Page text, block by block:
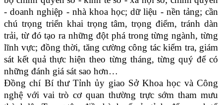
- doanh nghiệp - nhà khoa học; dữ liệu - nền tảng; cần
chú trọng triển khai trọng tâm, trọng điểm, tránh dàn
trải, từ đó tạo ra những đột phá trong từng ngành, từng
lĩnh vực; đồng thời, tăng cường công tác kiểm tra, giám
sát kết quả thực hiện theo từng tháng, từng quý để có
những đánh giá sát sao hơn…
Đồng chí Bí thư Tỉnh ủy giao Sở Khoa học và Công
nghệ với vai trò cơ quan thường trực sớm tham mưu